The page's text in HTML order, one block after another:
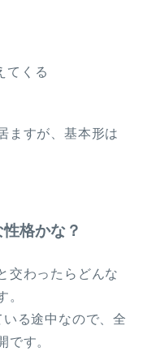
てくる
ますが、基本形は
格かな？
交わったらどんな
。
る途中なので、全
です。